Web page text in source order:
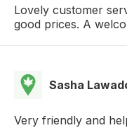
Lovely customer
good prices. A
Sasha
Very friendly and